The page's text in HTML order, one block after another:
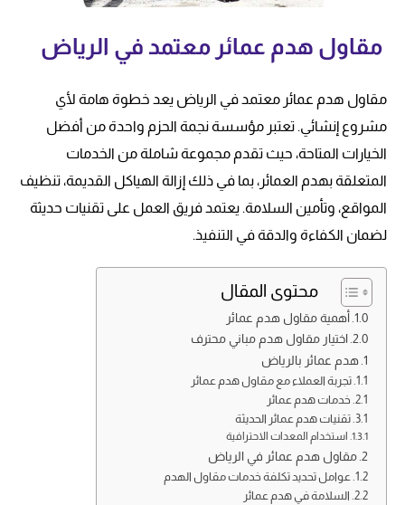
مقاول هدم عمائر معتمد في الرياض
مقاول هدم عمائر معتمد في الرياض يعد خطوة هامة لأي
مشروع إنشائي. تعتبر مؤسسة نجمة الحزم واحدة من أفضل
الخيارات المتاحة، حيث تقدم مجموعة شاملة من الخدمات
المتعلقة بهدم العمائر، بما في ذلك إزالة الهياكل القديمة، تنظيف
المواقع، وتأمين السلامة. يعتمد فريق العمل على تقنيات حديثة
لضمان الكفاءة والدقة في التنفيذ.
محتوى المقال
أهمية مقاول هدم عمائر
اختيار مقاول هدم مباني محترف
هدم عمائر بالرياض
تجربة العملاء مع مقاول هدم عمائر
خدمات هدم عمائر
تقنيات هدم عمائر الحديثة
استخدام المعدات الاحترافية
مقاول هدم عمائر في الرياض
عوامل تحديد تكلفة خدمات مقاول الهدم
السلامة في هدم عمائر